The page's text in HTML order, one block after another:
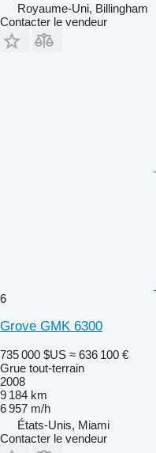
Royaume-Uni, Billingham
Contacter le vendeur
6
Grove GMK 6300
735 000 $US ≈ 636 100 €
Grue tout-terrain
2008
9 184 km
6 957 m/h
États-Unis, Miami
Contacter le vendeur